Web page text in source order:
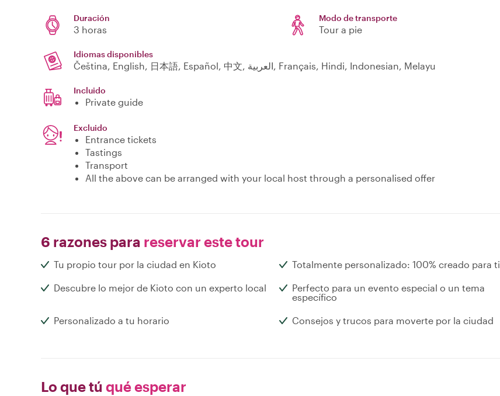
Duración
3 horas
Modo de transporte
Tour a pie
Idiomas disponibles
Čeština, English, 日本語, Español, 中文, العربية, Français, Hindi, Indonesian, Melayu
Incluido
Private guide
Excluido
Entrance tickets
Tastings
Transport
All the above can be arranged with your local host through a personalised offer
6 razones para reservar este tour
Tu propio tour por la ciudad en Kioto Totalmente personalizado: 100% creado para ti
Descubre lo mejor de Kioto con un experto local
Perfecto para un evento especial o un tema
específico
Personalizado a tu horario Consejos y trucos para moverte por la ciudad
Lo que tú qué esperar